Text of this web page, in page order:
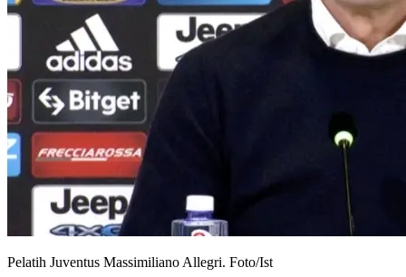
Pelatih Juventus Massimiliano Allegri. Foto/Ist